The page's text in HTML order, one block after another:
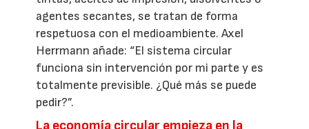
agentes secantes, se tratan de forma
respetuosa con el medioambiente. Axel
Herrmann añade: “El sistema circular
funciona sin intervención por mi parte y es
totalmente previsible. ¿Qué más se puede
pedir?”.
La economía circular empieza en la